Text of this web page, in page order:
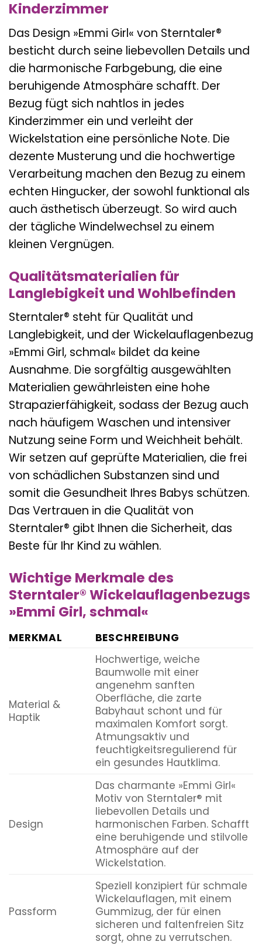
Kinderzimmer
Das Design »Emmi Girl« von Sterntaler®
besticht durch seine liebevollen Details und
die harmonische Farbgebung, die eine
beruhigende Atmosphäre schafft. Der
Bezug fügt sich nahtlos in jedes
Kinderzimmer ein und verleiht der
Wickelstation eine persönliche Note. Die
dezente Musterung und die hochwertige
Verarbeitung machen den Bezug zu einem
echten Hingucker, der sowohl funktional als
auch ästhetisch überzeugt. So wird auch
der tägliche Windelwechsel zu einem
kleinen Vergnügen.
Qualitätsmaterialien für
Langlebigkeit und Wohlbefinden
Sterntaler® steht für Qualität und
Langlebigkeit, und der Wickelauflagenbezug
»Emmi Girl, schmal« bildet da keine
Ausnahme. Die sorgfältig ausgewählten
Materialien gewährleisten eine hohe
Strapazierfähigkeit, sodass der Bezug auch
nach häufigem Waschen und intensiver
Nutzung seine Form und Weichheit behält.
Wir setzen auf geprüfte Materialien, die frei
von schädlichen Substanzen sind und
somit die Gesundheit Ihres Babys schützen.
Das Vertrauen in die Qualität von
Sterntaler® gibt Ihnen die Sicherheit, das
Beste für Ihr Kind zu wählen.
Wichtige Merkmale des
Sterntaler® Wickelauflagenbezugs
»Emmi Girl, schmal«
MERKMAL BESCHREIBUNG
Material &
Haptik
Hochwertige, weiche
Baumwolle mit einer
angenehm sanften
Oberfläche, die zarte
Babyhaut schont und für
maximalen Komfort sorgt.
Atmungsaktiv und
feuchtigkeitsregulierend für
ein gesundes Hautklima.
Design
Das charmante »Emmi Girl«
Motiv von Sterntaler® mit
liebevollen Details und
harmonischen Farben. Schafft
eine beruhigende und stilvolle
Atmosphäre auf der
Wickelstation.
Passform
Speziell konzipiert für schmale
Wickelauflagen, mit einem
Gummizug, der für einen
sicheren und faltenfreien Sitz
sorgt, ohne zu verrutschen.